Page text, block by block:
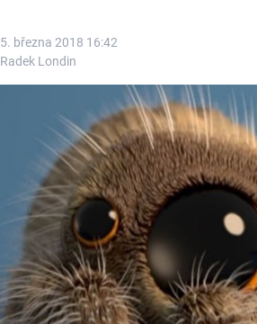
5. března 2018 16:42
Radek Londin